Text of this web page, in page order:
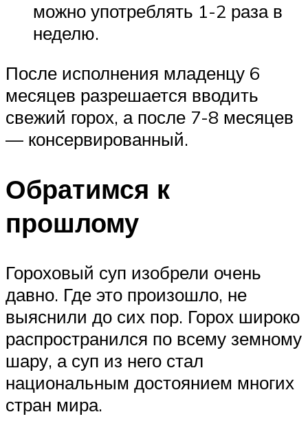
можно употреблять 1-2 раза в
неделю.
После исполнения младенцу 6
месяцев разрешается вводить
свежий горох, а после 7-8 месяцев
— консервированный.
Обратимся к
прошлому
Гороховый суп изобрели очень
давно. Где это произошло, не
выяснили до сих пор. Горох широко
распространился по всему земному
шару, а суп из него стал
национальным достоянием многих
стран мира.